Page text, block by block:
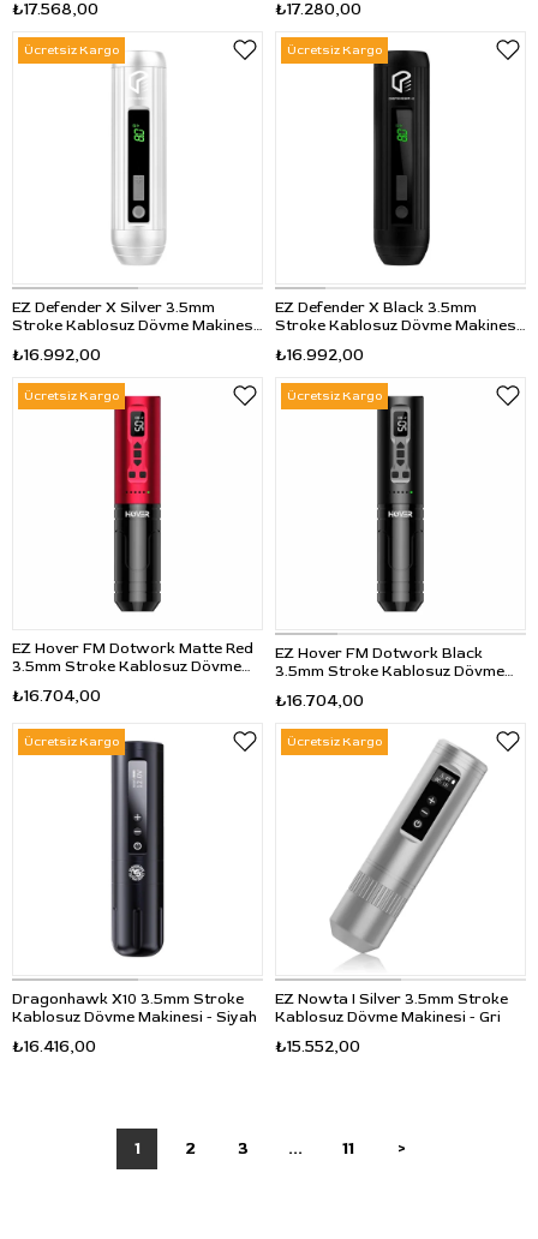
₺17.568,00 ₺17.280,00
EZ Defender X Silver 3.5mm
Stroke Kablosuz Dövme Makinesi
₺16.992,00
Ücretsiz Kargo
EZ Defender X Black 3.5mm
Stroke Kablosuz Dövme Makinesi
₺16.992,00
Ücretsiz Kargo
EZ Hover FM Dotwork Matte Red
3.5mm Stroke Kablosuz Dövme
₺16.704,00
Ücretsiz Kargo
EZ Hover FM Dotwork Black
3.5mm Stroke Kablosuz Dövme
₺16.704,00
Ücretsiz Kargo
Dragonhawk X10 3.5mm Stroke
Kablosuz Dövme Makinesi - Siyah
₺16.416,00
Ücretsiz Kargo
EZ Nowta I Silver 3.5mm Stroke
Kablosuz Dövme Makinesi - Gri
₺15.552,00
Ücretsiz Kargo
1 2 3 ... 11 >